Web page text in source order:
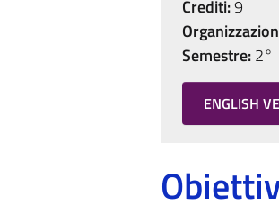
Crediti:9
Semestre:2°
ENGLISH